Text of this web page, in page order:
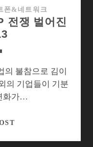
G
프
미
폰&네트워크
전쟁 벌어진
의 불참으로 김이
의 기업들이 기분
화가…
유